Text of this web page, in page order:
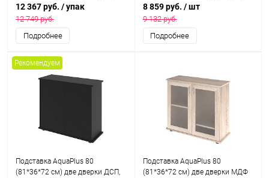
венге, в коробке, подходит для
моделей аквариумов LUX П264,
LUX П288
12 367 руб. / упак
12 749 руб.
Подробнее
ДСП, венге, в коробке, подходит
для модели аквариума LUX
Ф115
8 859 руб. / шт
9 132 руб.
Подробнее
Рекомендуем
Подставка AquaPlus 80
(81*36*72 см) две дверки ДСП,
Подставка AquaPlus 80
(81*36*72 см) две дверки МДФ